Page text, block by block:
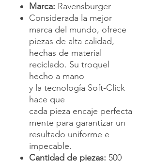
Marca: Ravensburger
Considerada la mejor
marca del mundo, ofrece
piezas de alta calidad,
hechas de material
reciclado. Su troquel
hecho a mano
y la tecnología Soft-Click
hace que
cada pieza encaje perfecta
mente para garantizar un
resultado uniforme e
impecable.
Cantidad de piezas: 500